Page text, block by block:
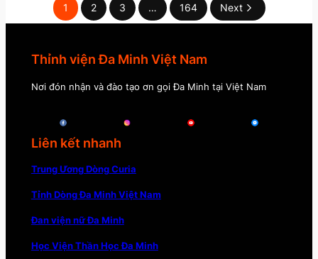
1 2 3 … 164 Next
Thỉnh viện Đa Minh Việt Nam
Nơi đón nhận và đào tạo ơn gọi Đa Minh tại Việt Nam
Liên kết nhanh
Trung Ương Dòng Curia
Tỉnh Dòng Đa Minh Việt Nam
Đan viện nữ Đa Minh
Học Viện Thần Học Đa Minh